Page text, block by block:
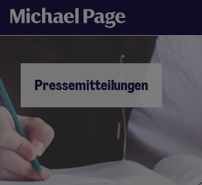
Pressemitteilungen